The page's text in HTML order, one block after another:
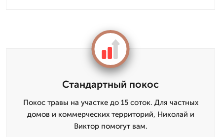
Стандартный покос
Покос травы на участке до 15 соток. Для частных
домов и коммерческих территорий, Николай и
Виктор помогут вам.